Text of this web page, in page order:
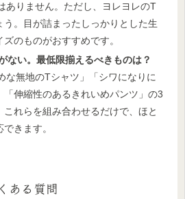
ありません。ただし、ヨレヨレのT
う。目が詰まったしっかりとした生
のものがおすすめです。
ない。最低限揃えるべきものは？
な無地のTシャツ」「シワになりに
「伸縮性のあるきれいめパンツ」の3
これらを組み合わせるだけで、ほと
きます。
ある質問